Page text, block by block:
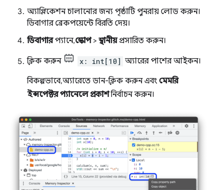
অ্যাপ্লিকেশন চালানোর জন্য পৃষ্ঠাটি পুনরায় লোড করুন।
ডিবাগার ব্রেকপয়েন্টে বিরতি দেয়।
ডিবাগারপ্যানে,স্কোপ>স্থানীয়প্রসারিত করুন।
ক্লিক করুন x: int[10] অ্যারের পাশের আইকন।
বিকল্পভাবে, অ্যারেতে ডান-ক্লিক করুন এবং মেমরি
ইন্সপেক্টর প্যানেলে প্রকাশনির্বাচন করুন।